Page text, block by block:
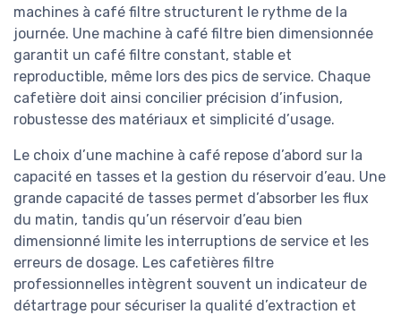
machines à café filtre structurent le rythme de la
journée. Une machine à café filtre bien dimensionnée
garantit un café filtre constant, stable et
reproductible, même lors des pics de service. Chaque
cafetière doit ainsi concilier précision d’infusion,
robustesse des matériaux et simplicité d’usage.
Le choix d’une machine à café repose d’abord sur la
capacité en tasses et la gestion du réservoir d’eau. Une
grande capacité de tasses permet d’absorber les flux
du matin, tandis qu’un réservoir d’eau bien
dimensionné limite les interruptions de service et les
erreurs de dosage. Les cafetières filtre
professionnelles intègrent souvent un indicateur de
détartrage pour sécuriser la qualité d’extraction et